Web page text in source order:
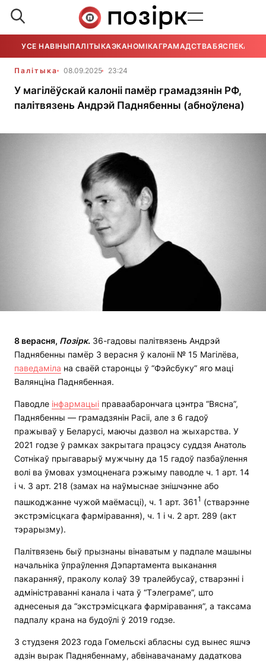
УСЕ НАВІНЫПАЛІТЫКАЭКАНОМІКАГРАМАДСТВАБЯСПЕКА
Палітыка 08.09.2025 23:24
У магілёўскай калоніі памёр грамадзянін РФ,
палітвязень Андрэй Паднябенны (абноўлена)
8 верасня, Позірк. 36-гадовы палітвязень Андрэй
Паднябенны памёр 3 верасня ў калоніі № 15 Магілёва,
паведаміла на сваёй старонцы ў “Фэйсбуку” яго маці
Валянціна Паднябенная.
Паводле інфармацыі праваабарончага цэнтра “Вясна”,
Паднябенны — грамадзянін Расіі, але з 6 гадоў
пражываў у Беларусі, маючы дазвол на жыхарства. У
2021 годзе ў рамках закрытага працэсу суддзя Анатоль
Сотнікаў прыгаварыў мужчыну да 15 гадоў пазбаўлення
волі ва ўмовах узмоцненага рэжыму паводле ч. 1 арт. 14
і ч. 3 арт. 218 (замах на наўмыснае знішчэнне або
пашкоджанне чужой маёмасці), ч. 1 арт. 3611 (стварэнне
экстрэмісцкага фарміравання), ч. 1 і ч. 2 арт. 289 (акт
тэрарызму).
Палітвязень быў прызнаны вінаватым у падпале машыны
начальніка ўпраўлення Дэпартамента выканання
пакаранняў, праколу колаў 39 тралейбусаў, стварэнні і
адміністраванні канала і чата ў “Тэлеграме”, што
аднесеныя да “экстрэмісцкага фарміравання”, а таксама
падпалу крана на будоўлі ў 2019 годзе.
3 студзеня 2023 года Гомельскі абласны суд вынес яшчэ
адзін вырак Паднябеннаму, абвінавачанаму дадаткова